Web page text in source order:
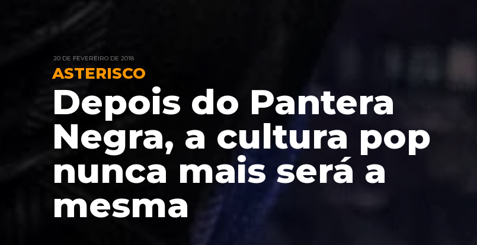
20 DE FEVEREIRO DE 2018
ASTERISCO
Depois do Pantera
Negra, a cultura pop
nunca mais será a
mesma